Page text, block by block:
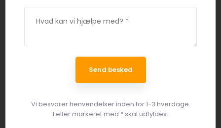
Vi besvarer henvendelser inden for 1-3 hverdage.
Felter markeret med * skal udfyldes.